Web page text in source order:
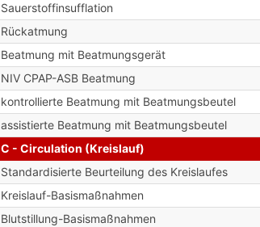
Sauerstoffinsufflation
Rückatmung
Beatmung mit Beatmungsgerät
NIV CPAP-ASB Beatmung
kontrollierte Beatmung mit Beatmungsbeutel
assistierte Beatmung mit Beatmungsbeutel
C - Circulation (Kreislauf)
Standardisierte Beurteilung des Kreislaufes
Kreislauf-Basismaßnahmen
Blutstillung-Basismaßnahmen